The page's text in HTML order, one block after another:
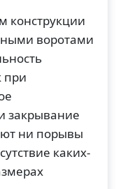
конструкции
воротами
при
закрывание
ни порывы
каких-